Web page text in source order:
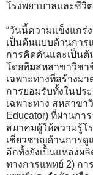
โรงพยาบาลและชีวิ
“วันนี้ความแข็งแกร่
เป็นต้นแบบด้านการ
การคิดค้นและเป็นต้
โดยทีมสหสาขาวิชา
เฉพาะทางที่สร้างม
การยอมรับทั้งในปร
เฉพาะทาง สหสาขา
Educator) ที่ผ่านกา
สมาคมผู้ให้ความรู้โ
เชี่ยวชาญด้านการดู
อีกทั้งยังเป็นแหล่งผ
ทางการแพทย์ 2) ก